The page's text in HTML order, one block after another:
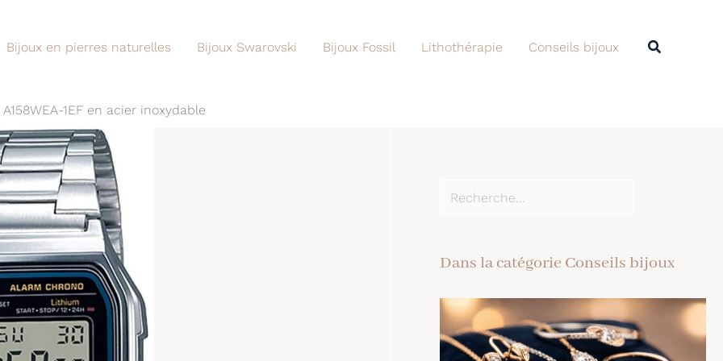
Bijoux en pierres naturelles Bijoux Swarovski Bijoux Fossil Lithothérapie Conseils bijoux
1EF en acier inoxydable
Dans la catégorie Conseils bijoux